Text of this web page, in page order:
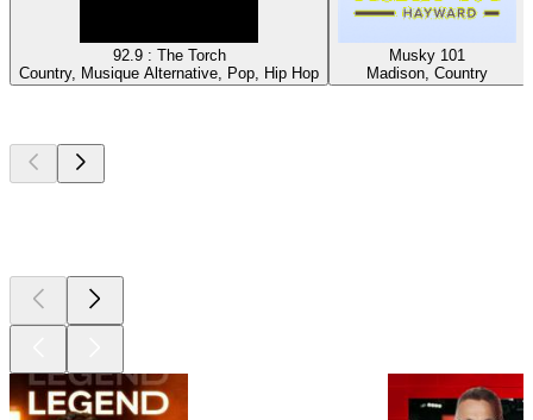
92.9 : The Torch
Country, Musique Alternative, Pop, Hip Hop
Musky 101
Madison, Country